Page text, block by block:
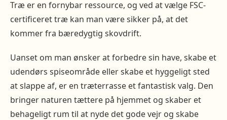
Træ er en fornybar ressource, og ved at vælge FSC-
certificeret træ kan man være sikker på, at det
kommer fra bæredygtig skovdrift.
Uanset om man ønsker at forbedre sin have, skabe et
udendørs spiseområde eller skabe et hyggeligt sted
at slappe af, er en træterrasse et fantastisk valg. Den
bringer naturen tættere på hjemmet og skaber et
behageligt rum til at nyde det gode vejr og skabe